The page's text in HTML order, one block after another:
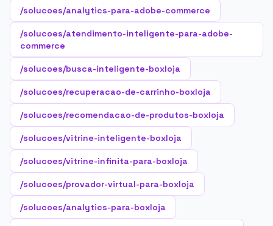
/solucoes/analytics-para-adobe-commerce
/solucoes/atendimento-inteligente-para-adobe-
commerce
/solucoes/busca-inteligente-boxloja
/solucoes/recuperacao-de-carrinho-boxloja
/solucoes/recomendacao-de-produtos-boxloja
/solucoes/vitrine-inteligente-boxloja
/solucoes/vitrine-infinita-para-boxloja
/solucoes/provador-virtual-para-boxloja
/solucoes/analytics-para-boxloja